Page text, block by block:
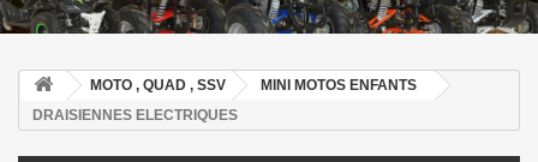
MOTO , QUAD , SSV
MINI MOTOS ENFANTS
DRAISIENNES ELECTRIQUES